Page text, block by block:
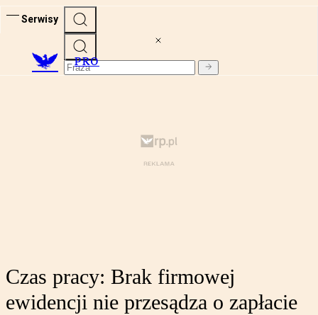
Serwisy
PRO
Czas pracy: Brak firmowej
ewidencji nie przesądza o zapłacie